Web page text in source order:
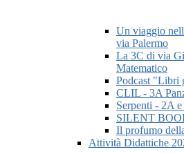
Un viaggio
via Palermo
La 3C di via
Matematico
Podcast "Libri
CLIL - 3A
Serpenti - 2A
SILENT
Il profumo
Attività Didattiche